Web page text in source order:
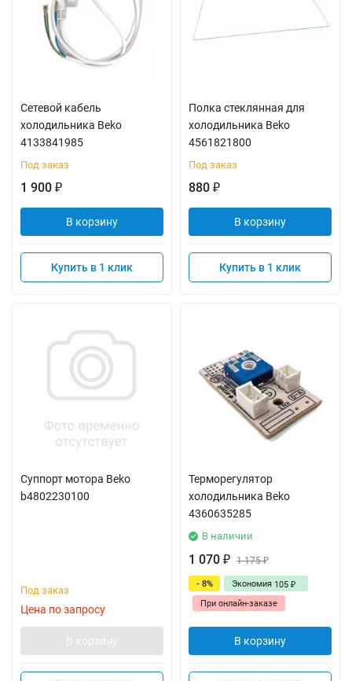
Сетевой кабель
холодильника Beko
4133841985
Под заказ
1 900 ₽
В корзину
Купить в 1 клик
Полка стеклянная для
холодильника Beko
4561821800
Под заказ
880 ₽
В корзину
Купить в 1 клик
Суппорт мотора Beko
b4802230100
Под заказ
Цена по запросу
В корзину
Терморегулятор
холодильника Beko
4360635285
В наличии
1 070 ₽ 1 175₽
- 8% Экономия 105 ₽
При онлайн-заказе
В корзину